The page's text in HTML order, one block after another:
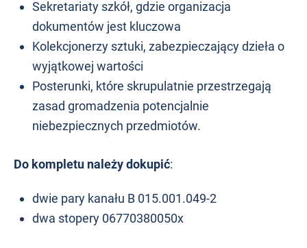
Sekretariaty szkół, gdzie organizacja
dokumentów jest kluczowa
Kolekcjonerzy sztuki, zabezpieczający dzieła o
wyjątkowej wartości
Posterunki, które skrupulatnie przestrzegają
zasad gromadzenia potencjalnie
niebezpiecznych przedmiotów.
Do kompletu należy dokupić:
dwie pary kanału B 015.001.049-2
dwa stopery 06770380050x